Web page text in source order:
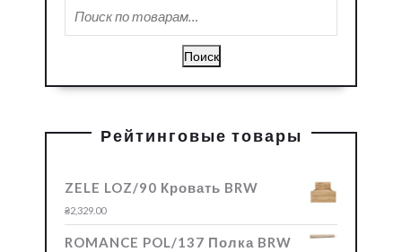
Поиск
Рейтинговые товары
ZELE LOZ/90 Кровать BRW
₴2,329.00
ROMANCE POL/137 Полка BRW